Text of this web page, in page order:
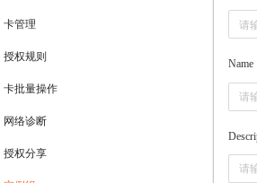
卡管理
授权规则
卡批量操作
网络诊断
授权分享
Name